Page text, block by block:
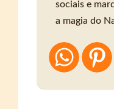
sociais e
a magia do